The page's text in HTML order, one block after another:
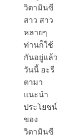
วิตามินซี
สาว สาว
หลายๆ
ท่านก็ใช้
กันอยู่แล้ว
วันนี้ อะรี
ตามา
แนะนำ
ประโยชน์
ของ
วิตามินซี